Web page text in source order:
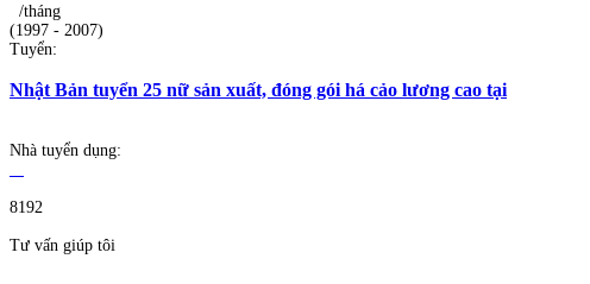
/tháng
(1997 - 2007)
Tuyển:
Nhật Bản tuyển 25 nữ sản xuất, đóng gói há cảo lương cao tại
Nhà tuyển dụng:
8192
Tư vấn giúp tôi